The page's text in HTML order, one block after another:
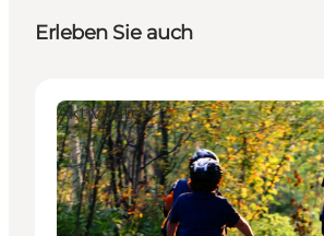
Erleben Sie auch
Aktivitäten